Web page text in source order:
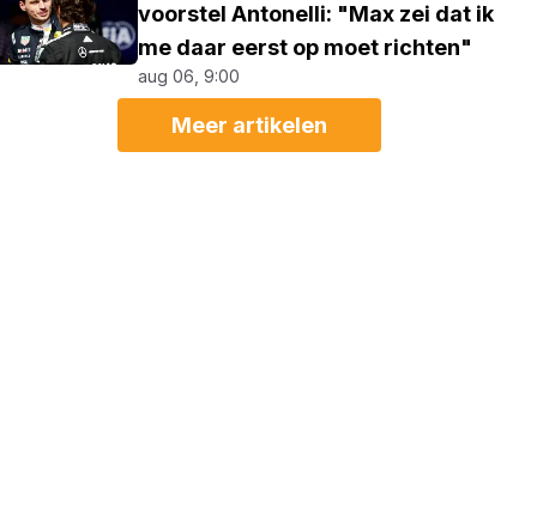
voorstel Antonelli: "Max zei dat ik
me daar eerst op moet richten"
aug 06, 9:00
Meer artikelen